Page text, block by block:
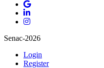
Senac-2026
Login
Register